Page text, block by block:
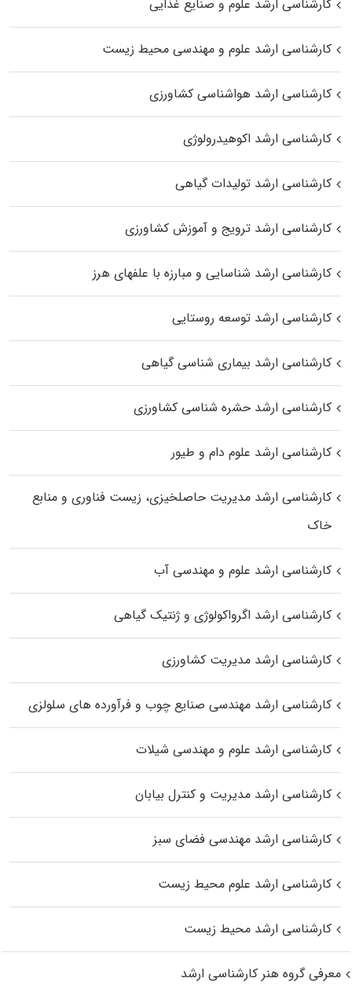
کارشناسی ارشد علوم و صنایع غذایی
کارشناسی ارشد علوم و مهندسی محیط زیست
کارشناسی ارشد هواشناسی کشاورزی
کارشناسی ارشد اکوهیدرولوژی
کارشناسی ارشد تولیدات گیاهی
کارشناسی ارشد ترویج و آموزش کشاورزی
کارشناسی ارشد شناسایی و مبارزه با علفهای هرز
کارشناسی ارشد توسعه روستایی
کارشناسی ارشد بیماری‌ شناسی گیاهی
کارشناسی ارشد حشره‌ شناسی کشاورزی
کارشناسی ارشد علوم دام و طیور
کارشناسی ارشد مدیریت حاصلخیزی، زیست فناوری و منابع
خاک
کارشناسی ارشد علوم و مهندسی آب
کارشناسی ارشد اگرواکولوژی و ژنتیک گیاهی
کارشناسی ارشد مدیریت کشاورزی
کارشناسی ارشد مهندسی صنایع چوب و فرآورده‌ های سلولزی
کارشناسی ارشد علوم و مهندسی شیلات
کارشناسی ارشد مدیریت و کنترل بیابان
کارشناسی ارشد مهندسی فضای سبز
کارشناسی ارشد علوم محیط‌ زیست
کارشناسی ارشد محیط زیست
معرفی گروه هنر کارشناسی ارشد